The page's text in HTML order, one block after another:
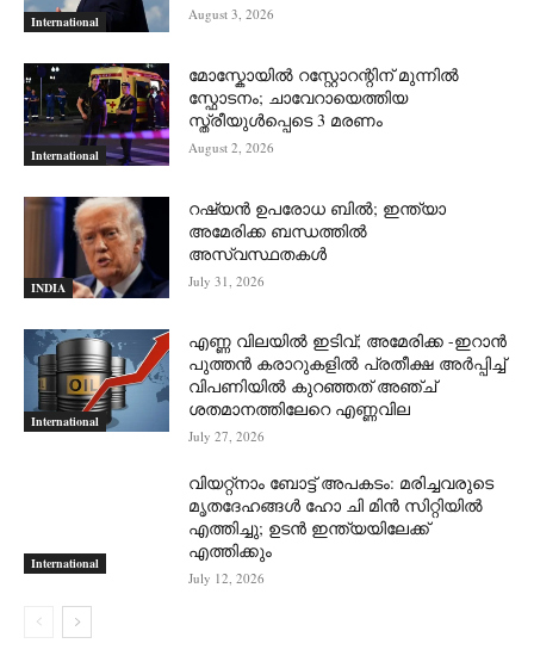
International August 3, 2026
International
മോസ്കോയിൽ റസ്റ്റോറന്റിന് മുന്നിൽ
സ്ഫോടനം; ചാവേറായെത്തിയ
സ്ത്രീയുൾപ്പെടെ 3 മരണം
August 2, 2026
INDIA
റഷ്യന്‍ ഉപരോധ ബില്‍; ഇന്ത്യാ
അമേരിക്ക ബന്ധത്തില്‍
അസ്വസ്ഥതകള്‍
July 31, 2026
International
എണ്ണ വിലയില്‍ ഇടിവ്; അമേരിക്ക -ഇറാന്‍
പുത്തന്‍ കരാറുകളില്‍ പ്രതീക്ഷ അര്‍പ്പിച്ച്
വിപണിയില്‍ കുറഞ്ഞത് അഞ്ച്
ശതമാനത്തിലേറെ എണ്ണവില
July 27, 2026
International
വിയറ്റ്നാം ബോട്ട് അപകടം: മരിച്ചവരുടെ
മൃതദേഹങ്ങൾ ഹോ ചി മിൻ സിറ്റിയിൽ
എത്തിച്ചു; ഉടൻ ഇന്ത്യയിലേക്ക്
എത്തിക്കും
July 12, 2026